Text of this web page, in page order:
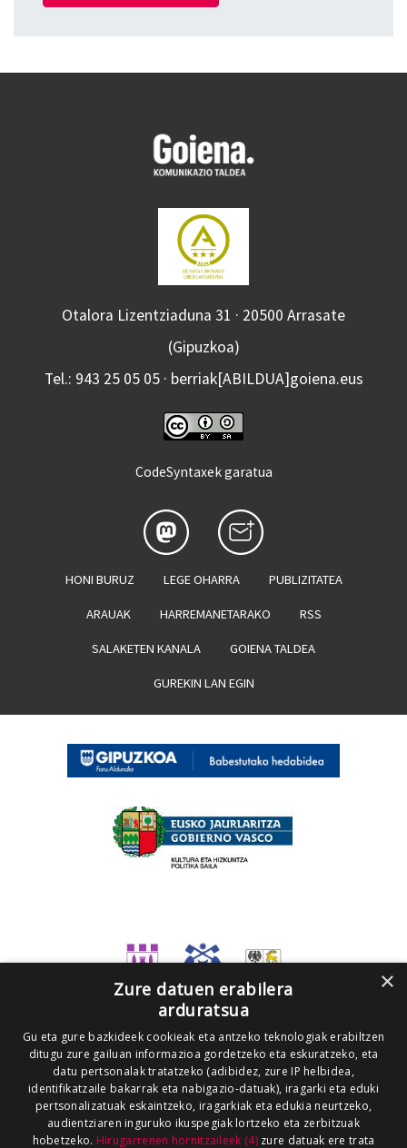
Otalora Lizentziaduna 31 · 20500 Arrasate
(Gipuzkoa)
Tel.: 943 25 05 05 · berriak[ABILDUA]goiena.eus
CodeSyntaxek garatua
HONI BURUZ LEGE OHARRA PUBLIZITATEA
ARAUAK HARREMANETARAKO RSS
SALAKETEN KANALA GOIENA TALDEA
GUREKIN LAN EGIN
×
Zure datuen erabilera
arduratsua
Gu eta gure bazkideek cookieak eta antzeko teknologiak erabiltzen
ditugu zure gailuan informazioa gordetzeko eta eskuratzeko, eta
datu pertsonalak tratatzeko (adibidez, zure IP helbidea,
identifikatzaile bakarrak eta nabigazio-datuak), iragarki eta eduki
pertsonalizatuak eskaintzeko, iragarkiak eta edukia neurtzeko,
audientziaren inguruko ikuspegiak lortzeko eta zerbitzuak
hobetzeko. Hirugarrenen hornitzaileek (4)zure datuak ere trata